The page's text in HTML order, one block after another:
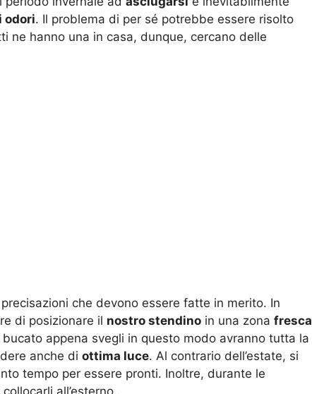
odori. Il problema di per sé potrebbe essere risolto
ne hanno una in casa, dunque, cercano delle
che devono essere fatte in merito. In
di posizionare il nostro stendino in una zona fresca
appena svegli in questo modo avranno tutta la
anche di ottima luce. Al contrario dell’estate, si
tempo per essere pronti. Inoltre, durante le